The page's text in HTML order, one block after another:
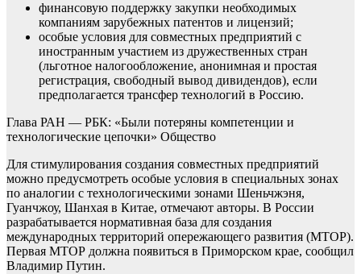
финансовую поддержку закупки необходимых
компаниям зарубежных патентов и лицензий;
особые условия для совместных предприятий с
иностранным участием из дружественных стран
(льготное налогообложение, анонимная и простая
регистрация, свободный вывод дивидендов), если
предполагается трансфер технологий в Россию.
Глава РАН — РБК: «Были потеряны компетенции и
технологические цепочки» Общество
Для стимулирования создания совместных предприятий
можно предусмотреть особые условия в специальных зонах
по аналогии с технологическими зонами Шеньчжэня,
Гуанчжоу, Шанхая в Китае, отмечают авторы. В России
разрабатывается нормативная база для создания
международных территорий опережающего развития (МТОР).
Первая МТОР должна появиться в Приморском крае, сообщил
Владимир Путин.